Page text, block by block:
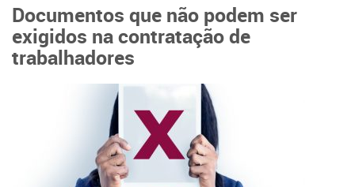
Documentos que não podem ser
exigidos na contratação de
trabalhadores